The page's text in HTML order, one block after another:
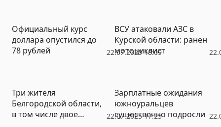
22.07.2025 18:09
Официальный курс
доллара опустился до
78 рублей
ВСУ атаковали АЗС в
Курской области: ранен
мотоциклист
22.07.2025 17:25
Три жителя
Белгородской области,
в том числе двое
Зарплатные ожидания
южноуральцев
существенно подросли